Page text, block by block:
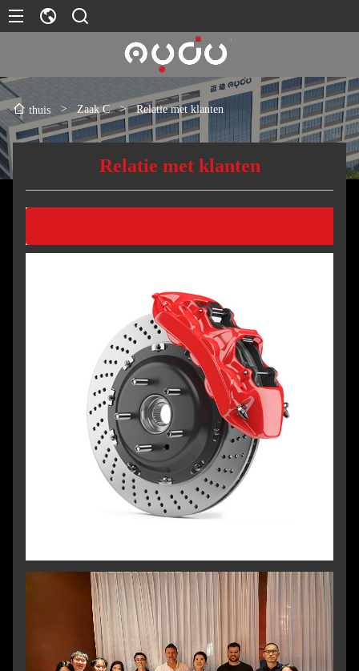
thuis > Zaak C > Relatie met klanten
Relatie met klanten